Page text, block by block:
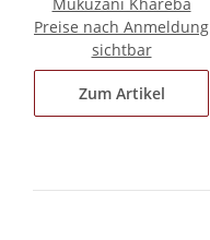
Preise nach Anmeldung
sichtbar
Zum Artikel